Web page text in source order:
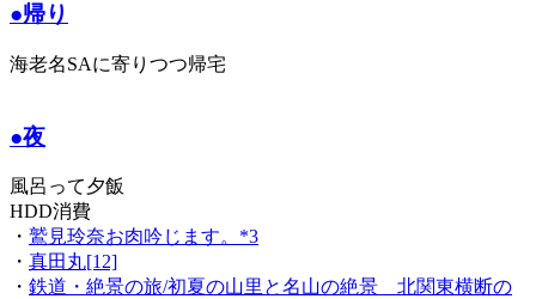
●帰り
海老名SAに寄りつつ帰宅
●夜
風呂って夕飯
HDD消費
・ 鷲見玲奈お肉吟じます。*3
・ 真田丸[12]
・ 鉄道・絶景の旅/初夏の山里と名山の絶景 北関東横断の